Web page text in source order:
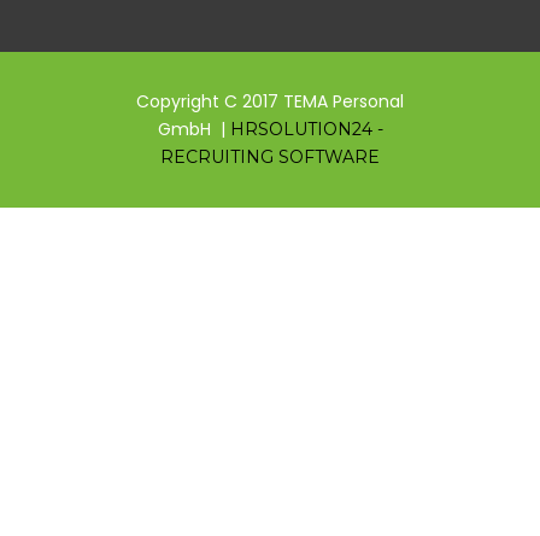
Copyright C 2017 TEMA Personal
GmbH | HRSOLUTION24 -
RECRUITING SOFTWARE